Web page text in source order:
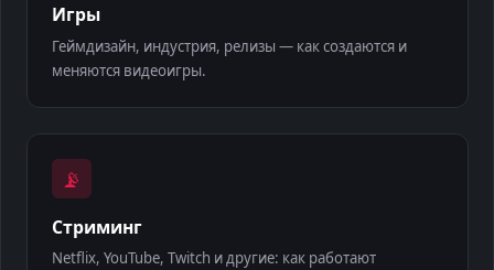
Игры
Геймдизайн, индустрия, релизы — как создаются и
меняются видеоигры.
📡
Стриминг
Netflix, YouTube, Twitch и другие: как работают